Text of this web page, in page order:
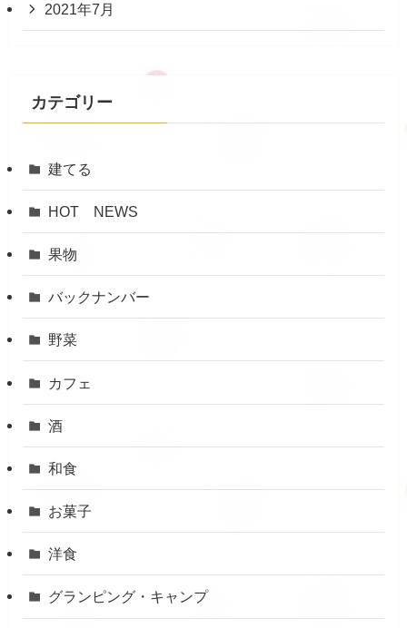
2021年7月
カテゴリー
建てる
HOT NEWS
果物
バックナンバー
野菜
カフェ
酒
和食
お菓子
洋食
グランピング・キャンプ